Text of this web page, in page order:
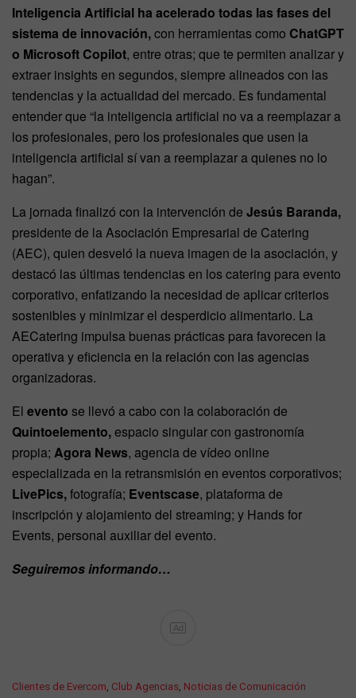
Inteligencia Artificial ha acelerado todas las fases del
sistema de innovación,con herramientas como ChatGPT
o Microsoft Copilot, entre otras; que te permiten analizar y
extraer insights en segundos, siempre alineados con las
tendencias y la actualidad del mercado. Es fundamental
entender que “la inteligencia artificial no va a reemplazar a
los profesionales, pero los profesionales que usen la
inteligencia artificial sí van a reemplazar a quienes no lo
hagan”.
La jornada finalizó con la intervención de Jesús Baranda,
presidente de la Asociación Empresarial de Catering
(AEC), quien desveló la nueva imagen de la asociación, y
destacó las últimas tendencias en los catering para evento
corporativo, enfatizando la necesidad de aplicar criterios
sostenibles y minimizar el desperdicio alimentario. La
AECatering impulsa buenas prácticas para favorecen la
operativa y eficiencia en la relación con las agencias
organizadoras.
El evento se llevó a cabo con la colaboración de
Quintoelemento,espacio singular con gastronomía
propia; Agora News, agencia de vídeo online
especializada en la retransmisión en eventos corporativos;
LivePics,fotografía; Eventscase, plataforma de
inscripción y alojamiento del streaming; y Hands for
Events, personal auxiliar del evento.
Seguiremos informando…
Ad
C
Clientes de Evercom, Club Agencias, Noticias de Comunicación